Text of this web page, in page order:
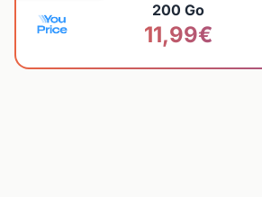
200 Go
11,99€